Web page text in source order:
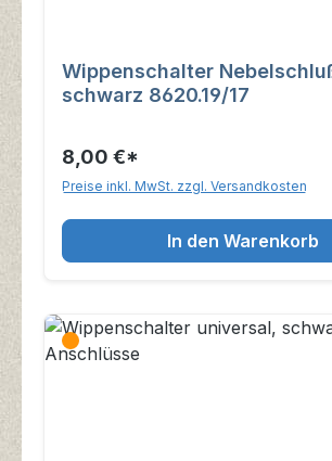
Wippenschalter
schwarz 8620.19/17
8,00 €*
Preise inkl. MwSt. zzgl. Versandkosten
In den Warenkorb